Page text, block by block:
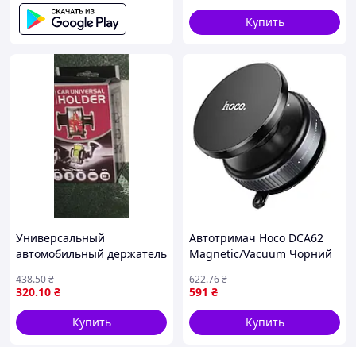
Купить
Универсальный
автомобильный держатель
1009/S2131(100 шт/ящ)
320.10 ₴
438.50₴
Купить
Автотримач Hoco DCA62
Magnetic/Vacuum Чорний
591 ₴
622.76₴
Купить